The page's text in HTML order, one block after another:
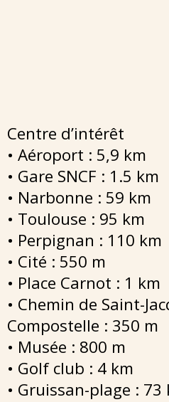
Centre d’intérêt
• Aéroport : 5,9 km
• Gare SNCF : 1.5 km
• Narbonne : 59 km
• Toulouse : 95 km
• Perpignan : 110 km
• Cité : 550 m
• Place Carnot : 1 km
• Chemin de Saint-
Compostelle : 350 m
• Musée : 800 m
• Golf club : 4 km
• Gruissan-plage : 73